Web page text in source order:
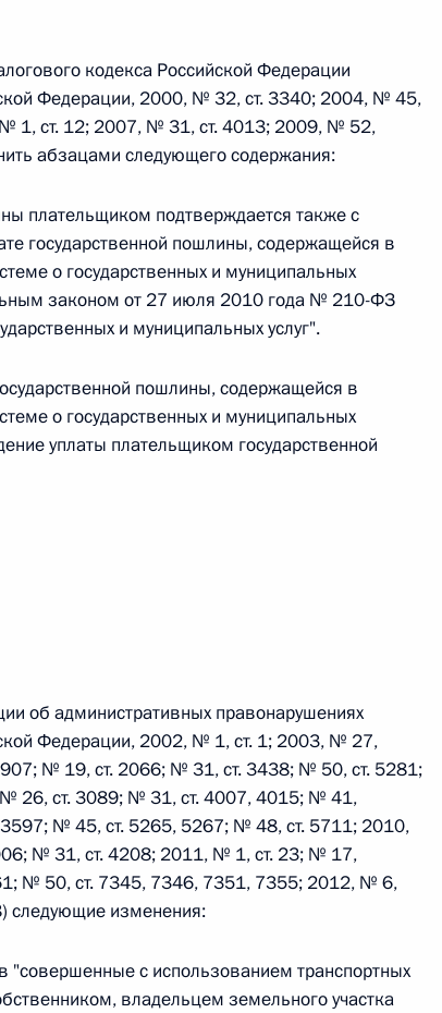
г. № 259-ФЗ
закона «О статусе военнослужащих» и статью 86
Российской Федерации»
г. № 265-ФЗ
закона «О персональных данных» и отдельные
г. № 256-ФЗ
закона «О государственной регистрации
г. № 242-ФЗ
первой и статью 227–1 части второй Налогового
кодекса Российской Федерации
Федерации, 2000, № 32, ст. 3340; 2004, № 45,
1, ст. 12; 2007, № 31, ст. 4013; 2009, № 52,
абзацами следующего содержания:
плательщиком подтверждается также с
государственной пошлины, содержащейся в
о государственных и муниципальных
законом от 27 июля 2010 года № 210-ФЗ
и муниципальных услуг".
пошлины, содержащейся в
о государственных и муниципальных
уплаты плательщиком государственной
об административных правонарушениях
Федерации, 2002, № 1, ст. 1; 2003, № 27,
№ 19, ст. 2066; № 31, ст. 3438; № 50, ст. 5281;
26, ст. 3089; № 31, ст. 4007, 4015; № 41,
№ 45, ст. 5265, 5267; № 48, ст. 5711; 2010,
№ 31, ст. 4208; 2011, № 1, ст. 23; № 17,
№ 50, ст. 7345, 7346, 7351, 7355; 2012, № 6,
следующие изменения:
"совершенные с использованием транспортных
владельцем земельного участка